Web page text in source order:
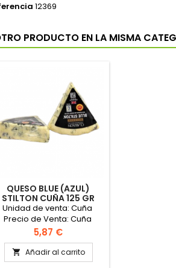
12369
PRODUCTO EN LA MISMA
QUESO BLUE (AZUL)
STILTON CUÑA 125 GR
"CLAWSON"
Unidad de venta: Cuña
Precio de Venta: Cuña
Peso aproximado cuña
100gr Formato caja: 12
cuñas PINCHAR AQUÍ PARA
VER FICHA TÉCNICA
Precio
5,87 €
 Añadir al carrito